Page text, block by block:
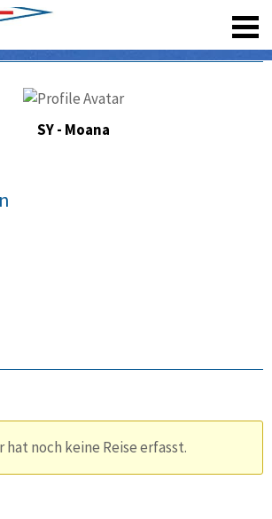
SY - Moana
hat noch keine Reise erfasst.